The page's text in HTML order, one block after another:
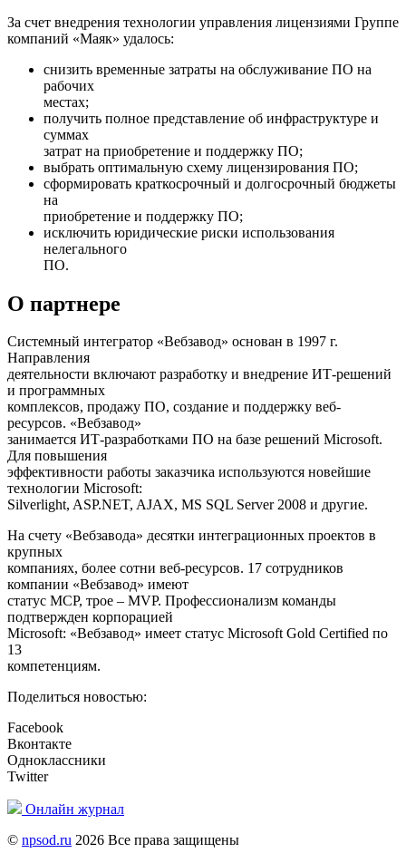
За счет внедрения технологии управления лицензиями Группе
компаний «Маяк» удалось:
снизить временные затраты на обслуживание ПО на
рабочих
местах;
получить полное представление об инфраструктуре и
суммах
затрат на приобретение и поддержку ПО;
выбрать оптимальную схему лицензирования ПО;
сформировать краткосрочный и долгосрочный бюджеты
на
приобретение и поддержку ПО;
исключить юридические риски использования
нелегального
ПО.
О партнере
Системный интегратор «Вебзавод» основан в 1997 г.
Направления
деятельности включают разработку и внедрение ИТ-решений
и программных
комплексов, продажу ПО, создание и поддержку веб-
ресурсов. «Вебзавод»
занимается ИТ-разработками ПО на базе решений Microsoft.
Для повышения
эффективности работы заказчика используются новейшие
технологии Microsoft:
Silverlight, ASP.NET, AJAX, MS SQL Server 2008 и другие.
На счету «Вебзавода» десятки интеграционных проектов в
крупных
компаниях, более сотни веб-ресурсов. 17 сотрудников
компании «Вебзавод» имеют
статус MCP, трое – MVP. Профессионализм команды
подтвержден корпорацией
Microsoft: «Вебзавод» имеет статус Microsoft Gold Certified по
13
компетенциям.
Поделиться новостью:
Facebook
Вконтакте
Одноклассники
Twitter
Онлайн журнал
© npsod.ru 2026 Все права защищены